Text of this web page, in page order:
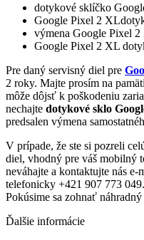
dotykové sklíčko
Google Pixel 2
výmena Google Pixel
Google Pixel 2 XL
Pre daný servisný diel pre
2 roky. Majte prosím na
môže dôjsť k poškodeniu
nechajte dotykové sklo
predsalen výmena
V prípade, že ste si pozreli
diel, vhodný pre váš mobilný
neváhajte a kontaktujte nás e-
telefonicky +421 907 773
Pokúsime sa zohnať
Ďalšie informácie